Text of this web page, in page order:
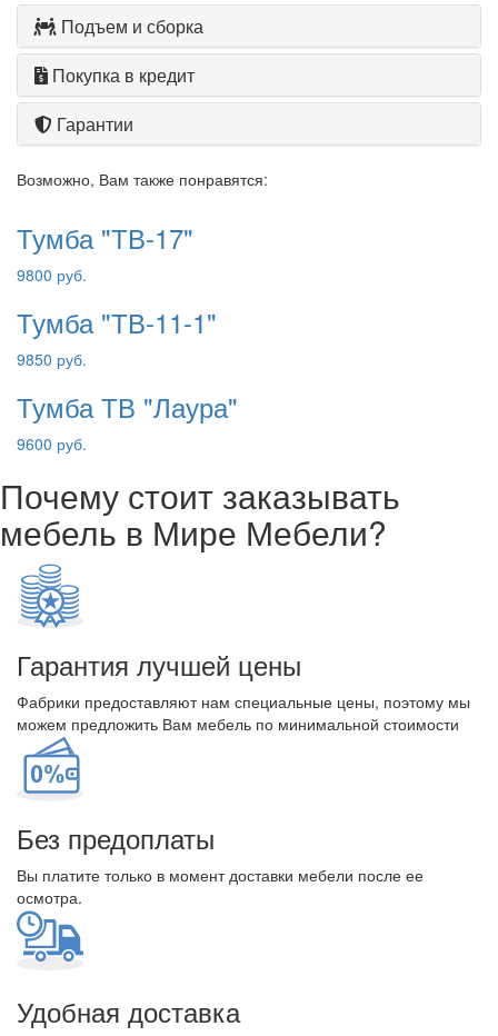
Подъем и сборка
Покупка в кредит
Гарантии
Возможно, Вам также понравятся:
Тумба "ТВ-17"
9800 руб.
Тумба "ТВ-11-1"
9850 руб.
Тумба ТВ "Лаура"
9600 руб.
Почему стоит заказывать
мебель в Мире Мебели?
Гарантия лучшей цены
Фабрики предоставляют нам специальные цены, поэтому мы
можем предложить Вам мебель по минимальной стоимости
Без предоплаты
Вы платите только в момент доставки мебели после ее
осмотра.
Удобная доставка